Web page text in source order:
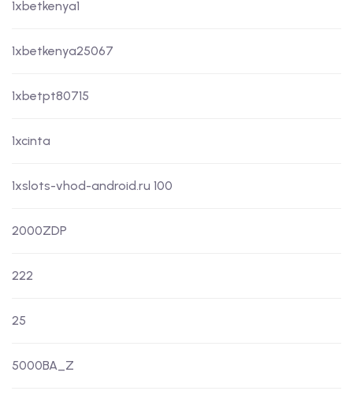
1xbetkenya1
1xbetkenya25067
1xbetpt80715
1xcinta
1xslots-vhod-android.ru 100
2000ZDP
222
25
5000BA_Z